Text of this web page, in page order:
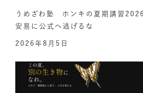
うめざわ塾 ホンキの夏期講習
安易に公式へ逃げるな
2026年8月5日